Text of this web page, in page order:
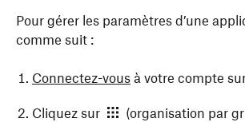
Pour gérer les paramètres d’une
comme suit :
Connectez-vous à votre compte
Cliquez sur
(organisation par